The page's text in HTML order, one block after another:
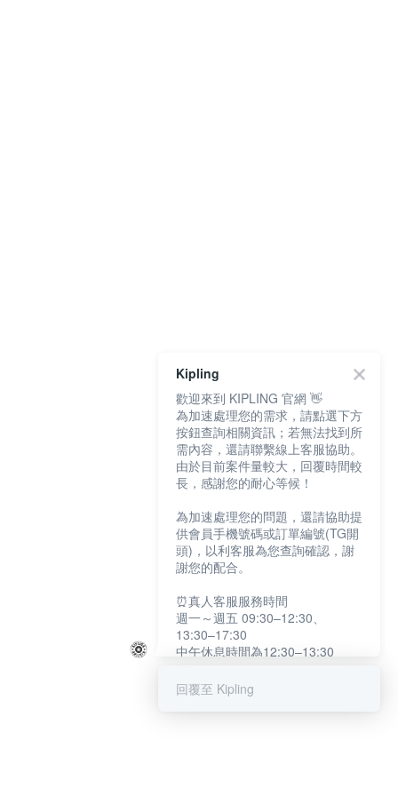
Kipling
歡迎來到 KIPLING 官網 👋
為加速處理您的需求，請點選下方
按鈕查詢相關資訊；若無法找到所
需內容，還請聯繫線上客服協助。
由於目前案件量較大，回覆時間較
長，感謝您的耐心等候！
為加速處理您的問題，還請協助提
供會員手機號碼或訂單編號(TG開
頭)，以利客服為您查詢確認，謝
謝您的配合。
⏰真人客服服務時間
週一～週五 09:30–12:30、
13:30–17:30
中午休息時間為12:30–13:30
提醒您：系統會自動已讀訊息，如
回覆至 Kipling